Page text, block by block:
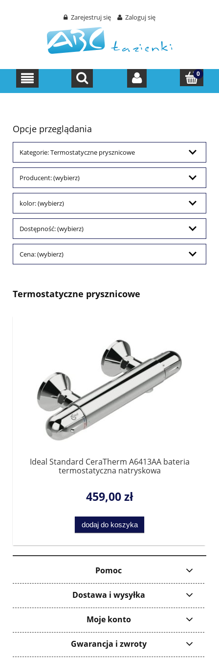
Zarejestruj się Zaloguj się
Opcje przeglądania
Kategorie: Termostatyczne prysznicowe
Producent: (wybierz)
kolor: (wybierz)
Dostępność: (wybierz)
Cena: (wybierz)
Termostatyczne prysznicowe
Ideal Standard CeraTherm A6413AA bateria
termostatyczna natryskowa
459,00 zł
dodaj do koszyka
Pomoc
Dostawa i wysyłka
Moje konto
Gwarancja i zwroty